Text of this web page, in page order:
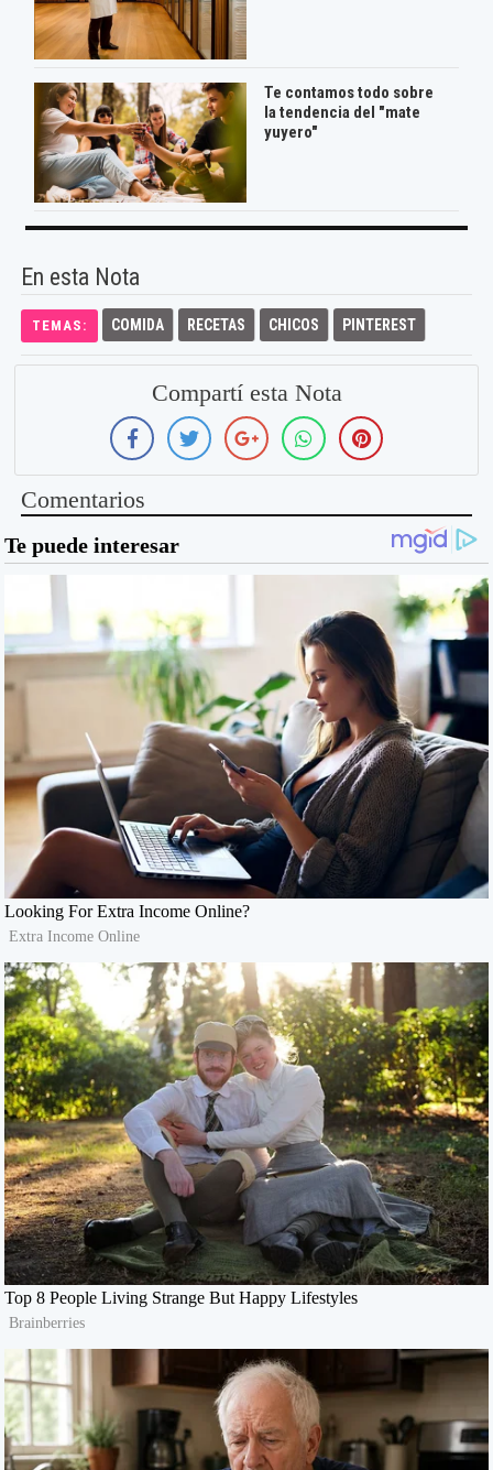
Te contamos todo sobre
la tendencia del "mate
yuyero"
En esta Nota
TEMAS: COMIDA RECETAS CHICOS PINTEREST
Compartí esta Nota
Comentarios